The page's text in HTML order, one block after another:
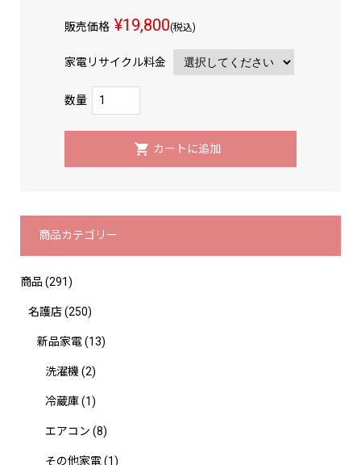
販売価格 ¥19,800(税込)
家電リサイクル料金
数量
商品カテゴリー
商品 (291)
名護店(250)
新品家電(13)
洗濯機 (2)
冷蔵庫(1)
エアコン (8)
その他家電(1)